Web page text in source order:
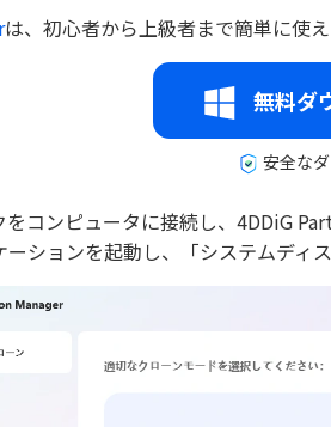
は、初心者から上級者まで簡単に使
無料ダ
安全な
をコンピュータに接続し、4DDiG
ションを起動し、「システムディ